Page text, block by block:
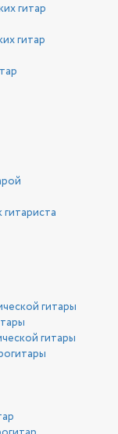
гитар
гитар
гитары
гитары